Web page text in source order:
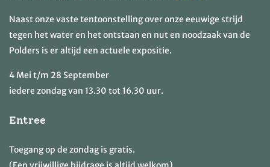
Naast onze vaste tentoonstelling over onze eeuwige strijd
tegen het water en het ontstaan en nut en noodzaak van de
Polders is er altijd een actuele expositie.
4 Mei t/m 28 September
iedere zondag van 13.30 tot 16.30 uur.
Entree
Toegang op de zondag is gratis.